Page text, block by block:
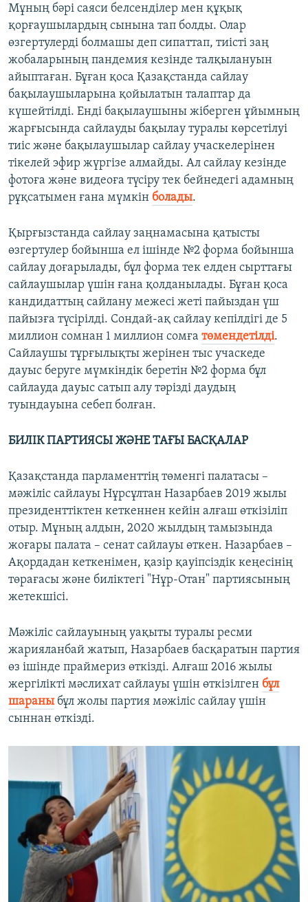
Мұның бәрі саяси белсенділер мен құқық
қорғаушылардың сынына тап болды. Олар
өзгертулерді болмашы деп сипаттап, тиісті заң
жобаларының пандемия кезінде талқылануын
айыптаған. Бұған қоса Қазақстанда сайлау
бақылаушыларына қойылатын талаптар да
күшейтілді. Енді бақылаушыны жіберген ұйымның
жарғысында сайлауды бақылау туралы көрсетілуі
тиіс және бақылаушылар сайлау учаскелерінен
тікелей эфир жүргізе алмайды. Ал сайлау кезінде
фотоға және видеоға түсіру тек бейнедегі адамның
рұқсатымен ғана мүмкін болады.
Қырғызстанда сайлау заңнамасына қатысты
өзгертулер бойынша ел ішінде №2 форма бойынша
сайлау доғарылады, бұл форма тек елден сырттағы
сайлаушылар үшін ғана қолданылады. Бұған қоса
кандидаттың сайлану межесі жеті пайыздан үш
пайызға түсірілді. Сондай-ақ сайлау кепілдігі де 5
миллион сомнан 1 миллион сомға төмендетілді.
Сайлаушы тұрғылықты жерінен тыс учаскеде
дауыс беруге мүмкіндік беретін №2 форма бұл
сайлауда дауыс сатып алу тәрізді даудың
туындауына себеп болған.
БИЛІК ПАРТИЯСЫ ЖӘНЕ ТАҒЫ БАСҚАЛАР
Қазақстанда парламенттің төменгі палатасы –
мәжіліс сайлауы Нұрсұлтан Назарбаев 2019 жылы
президенттіктен кеткеннен кейін алғаш өткізіліп
отыр. Мұның алдын, 2020 жылдың тамызында
жоғары палата – сенат сайлауы өткен. Назарбаев –
Ақордадан кеткенімен, қазір қауіпсіздік кеңесінің
төрағасы және биліктегі "Нұр-Отан" партиясының
жетекшісі.
Мәжіліс сайлауының уақыты туралы ресми
жарияланбай жатып, Назарбаев басқаратын партия
өз ішінде праймериз өткізді. Алғаш 2016 жылы
жергілікті мәслихат сайлауы үшін өткізілген бұл
шараны бұл жолы партия мәжіліс сайлау үшін
сыннан өткізді.